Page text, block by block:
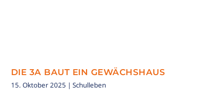
DIE 3A BAUT EIN GEWÄCHSHAUS
15. Oktober 2025 | Schulleben